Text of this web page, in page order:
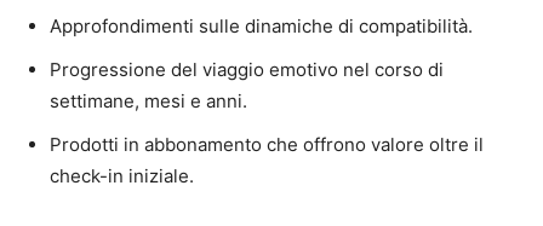
Approfondimenti sulle dinamiche di compatibilità.
Progressione del viaggio emotivo nel corso di
settimane, mesi e anni.
Prodotti in abbonamento che offrono valore oltre il
check-in iniziale.